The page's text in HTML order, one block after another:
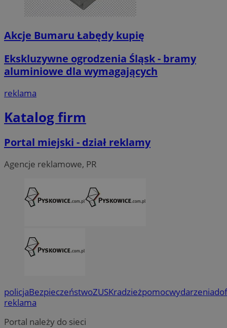
Akcje Bumaru Łabędy kupię
Ekskluzywne ogrodzenia Śląsk - bramy
aluminiowe dla wymagających
reklama
Katalog firm
Portal miejski - dział reklamy
Agencje reklamowe, PR
policjaBezpieczeństwoZUSKradzieżpomocwydarzenia
reklama
Portal należy do sieci